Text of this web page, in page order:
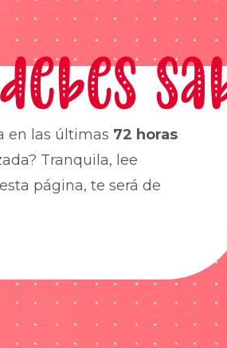
en las últimas 72 horas
Tranquila, lee
página, te será de